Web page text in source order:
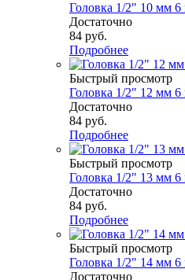
Головка 1/2" 10 мм
Достаточно
84 руб.
Подробнее
Быстрый просмотр
Головка 1/2" 12 мм
Достаточно
84 руб.
Подробнее
Быстрый просмотр
Головка 1/2" 13 мм
Достаточно
84 руб.
Подробнее
Быстрый просмотр
Головка 1/2" 14 мм
Достаточно